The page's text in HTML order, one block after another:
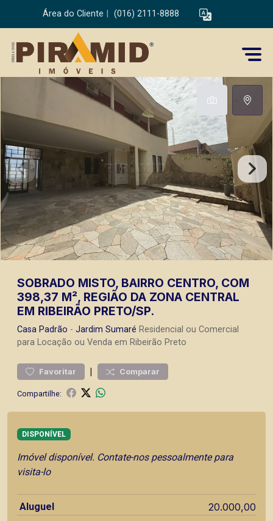
Área do Cliente (016) 2111-8888
SOBRADO MISTO, BAIRRO CENTRO, COM
398,37 M², REGIÃO DA ZONA CENTRAL
EM RIBEIRÃO PRETO/SP.
Casa Padrão - Jardim Sumaré Residencial ou Comercial
para Locação ou Venda em Ribeirão Preto
Favoritar | Comparar
Compartilhe:
DISPONÍVEL
Imóvel disponível. Contate-nos pessoalmente para
visita-lo
Aluguel 20.000,00